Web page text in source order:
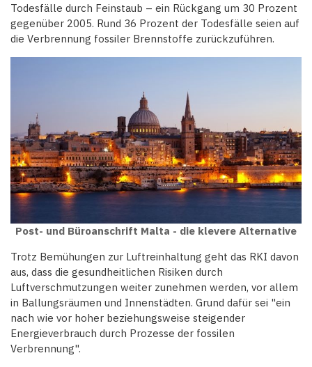
Todesfälle durch Feinstaub – ein Rückgang um 30 Prozent
gegenüber 2005. Rund 36 Prozent der Todesfälle seien auf
die Verbrennung fossiler Brennstoffe zurückzuführen.
Post- und Büroanschrift Malta - die klevere Alternative
Trotz Bemühungen zur Luftreinhaltung geht das RKI davon
aus, dass die gesundheitlichen Risiken durch
Luftverschmutzungen weiter zunehmen werden, vor allem
in Ballungsräumen und Innenstädten. Grund dafür sei "ein
nach wie vor hoher beziehungsweise steigender
Energieverbrauch durch Prozesse der fossilen
Verbrennung".